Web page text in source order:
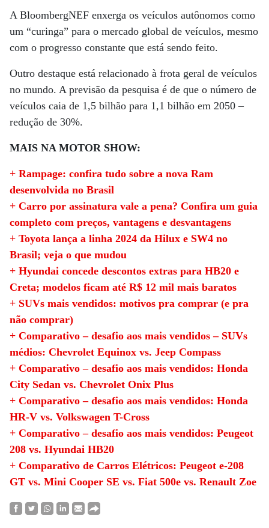
A BloombergNEF enxerga os veículos autônomos como
um “curinga” para o mercado global de veículos, mesmo
com o progresso constante que está sendo feito.
Outro destaque está relacionado à frota geral de veículos
no mundo. A previsão da pesquisa é de que o número de
veículos caia de 1,5 bilhão para 1,1 bilhão em 2050 –
redução de 30%.
MAIS NA MOTOR SHOW:
+ Rampage: confira tudo sobre a nova Ram
desenvolvida no Brasil
+ Carro por assinatura vale a pena? Confira um guia
completo com preços, vantagens e desvantagens
+ Toyota lança a linha 2024 da Hilux e SW4 no
Brasil; veja o que mudou
+ Hyundai concede descontos extras para HB20 e
Creta; modelos ficam até R$ 12 mil mais baratos
+ SUVs mais vendidos: motivos pra comprar (e pra
não comprar)
+ Comparativo – desafio aos mais vendidos – SUVs
médios: Chevrolet Equinox vs. Jeep Compass
+ Comparativo – desafio aos mais vendidos: Honda
City Sedan vs. Chevrolet Onix Plus
+ Comparativo – desafio aos mais vendidos: Honda
HR-V vs. Volkswagen T-Cross
+ Comparativo – desafio aos mais vendidos: Peugeot
208 vs. Hyundai HB20
+ Comparativo de Carros Elétricos: Peugeot e-208
GT vs. Mini Cooper SE vs. Fiat 500e vs. Renault Zoe